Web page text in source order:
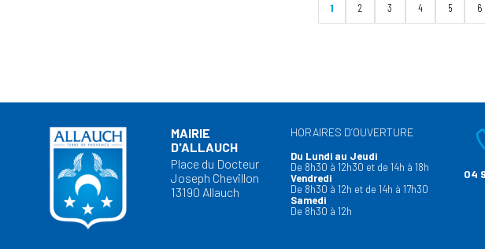
1 2 3 4 5 6
MAIRIE
D'ALLAUCH
Place du Docteur
Joseph Chevillon
13190 Allauch
HORAIRES D’OUVERTURE
Du Lundi au Jeudi
De 8h30 à 12h30 et de 14h à 18h
Vendredi
De 8h30 à 12h et de 14h à 17h30
Samedi
De 8h30 à 12h
04